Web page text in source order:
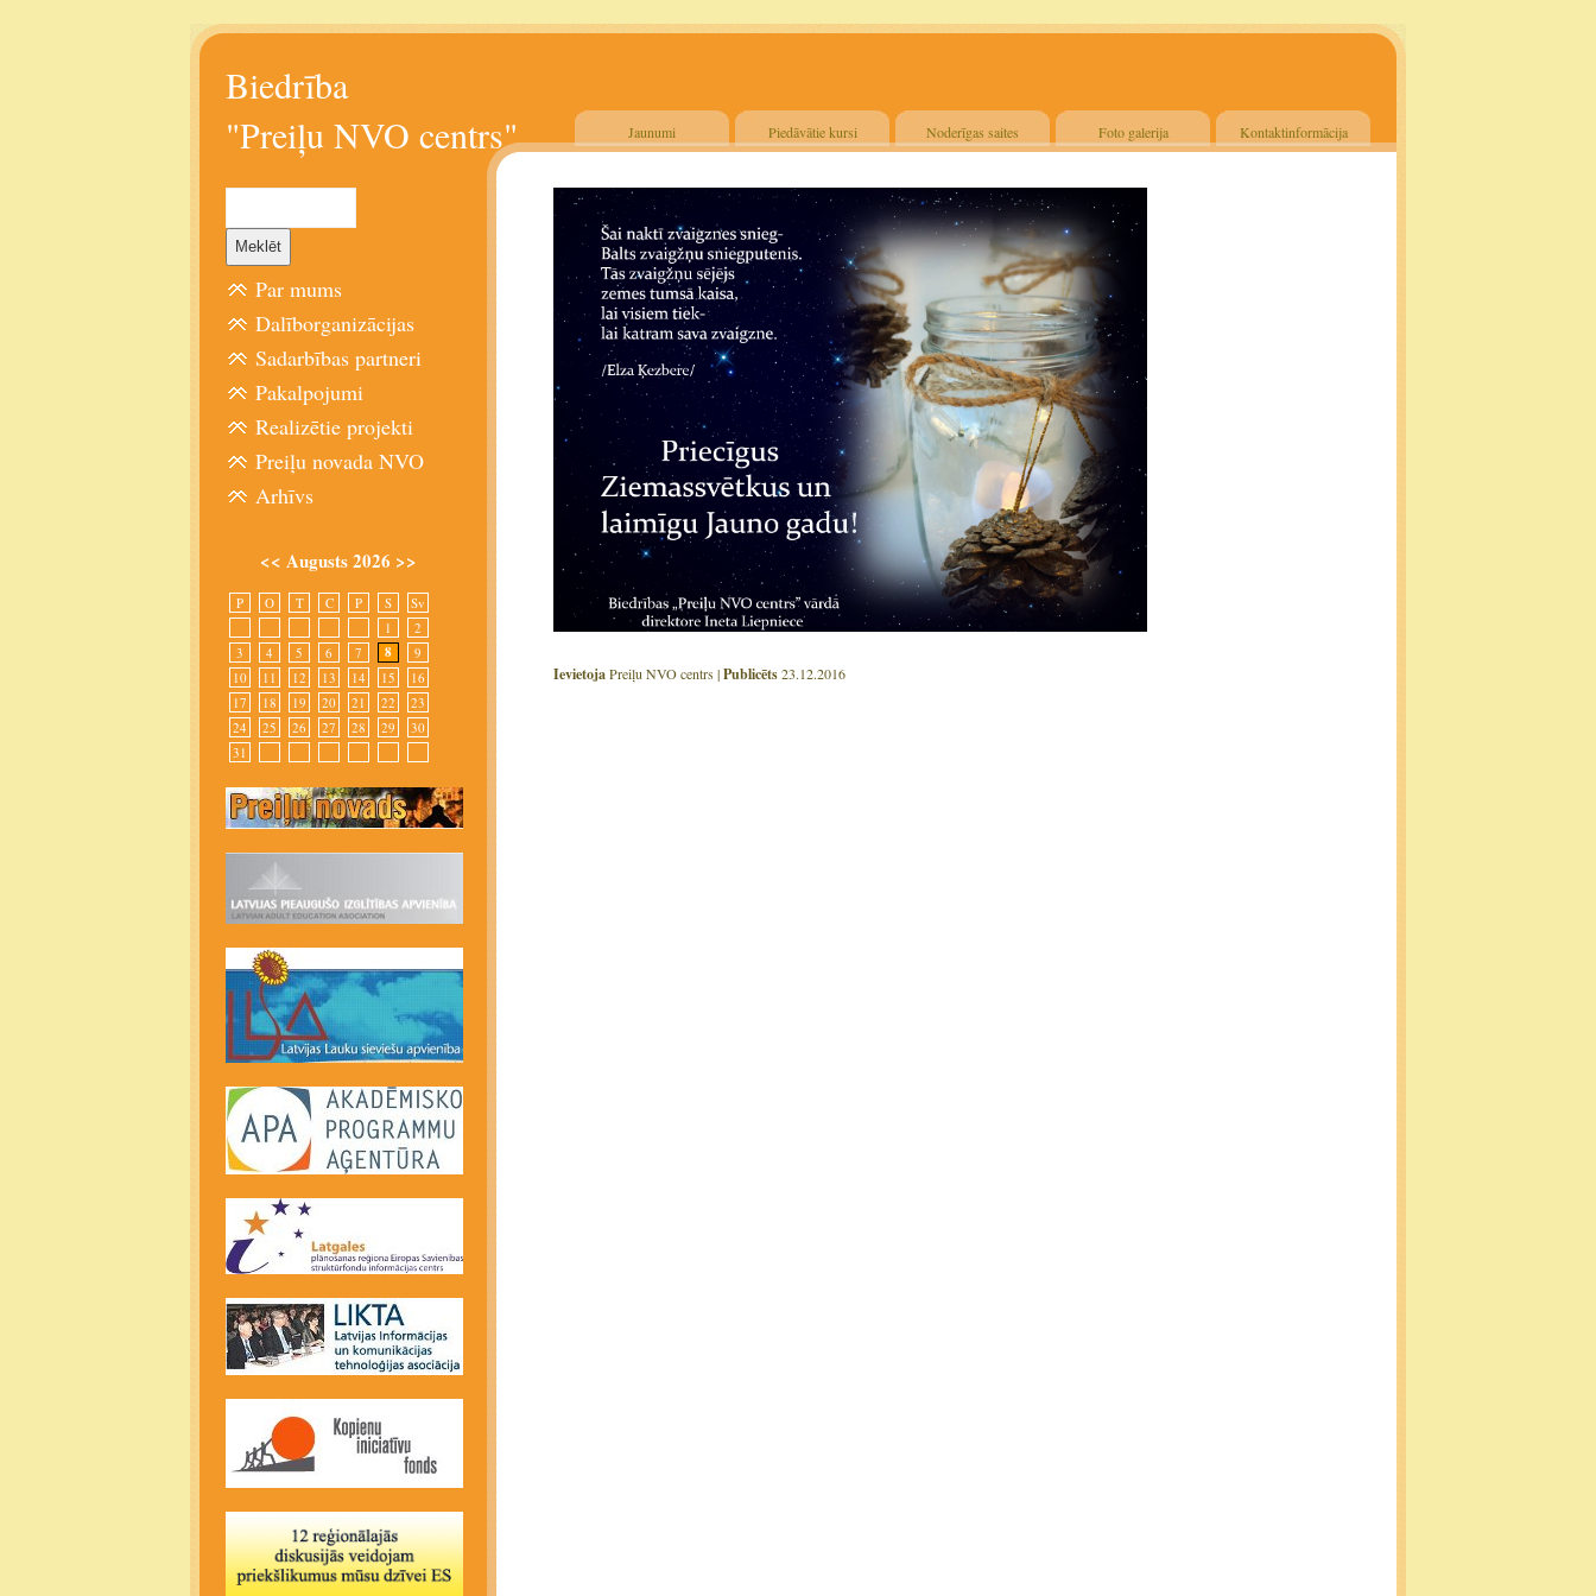
Biedrība
"Preiļu NVO centrs"
Jaunumi Piedāvātie kursi Noderīgas saites Foto galerija Kontaktinformācija
IevietojaPreiļu NVO centrs |Publicēts23.12.2016
Par mums
Dalīborganizācijas
Sadarbības partneri
Pakalpojumi
Realizētie projekti
Preiļu novada NVO
Arhīvs
<< Augusts 2026 >>
P O T C P S
Sv
1
2
3
4 5 6 7 8
9
10
11 12 13 14 15
16
17
18 19 20 21 22
23
24
25 26 27 28 29
30
31